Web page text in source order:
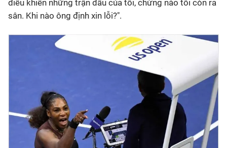
điều khiển những trận đấu của tôi, chừng nào tôi còn ra
sân. Khi nào ông định xin lỗi?".